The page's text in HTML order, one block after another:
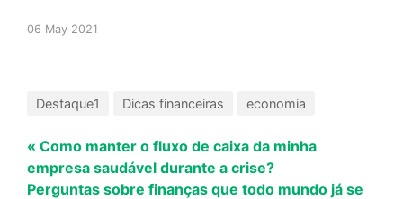
06 May 2021
Destaque1 Dicas financeiras economia
« Como manter o fluxo de caixa da minha
empresa saudável durante a crise?
Perguntas sobre finanças que todo mundo já se